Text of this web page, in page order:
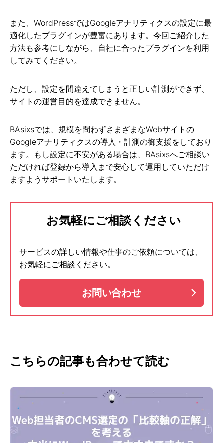
また、WordPressではGoogleアナリティクスの設定に最
適化したプラグインが豊富にあります。今回ご紹介した
方法も参考にしながら、自社に合ったプラグインを利用
してみてください。
ただし、設定を間違えてしまうと正しい計測ができず、
サイトの運営目的を達成できません。
BAsixsでは、規模を問わずさまざまなWebサイトの
Googleアナリティクスの導入・計測の御支援をしており
ます。もし設定に不安がある場合は、BAsixsへご相談い
ただければ登録から導入まで安心して運用していただけ
ますようサポートいたします。
お気軽にご相談ください
サービスの詳しい情報や仕事のご依頼については、
お気軽にご相談ください。
お問い合わせ
こちらの記事も合わせて読む